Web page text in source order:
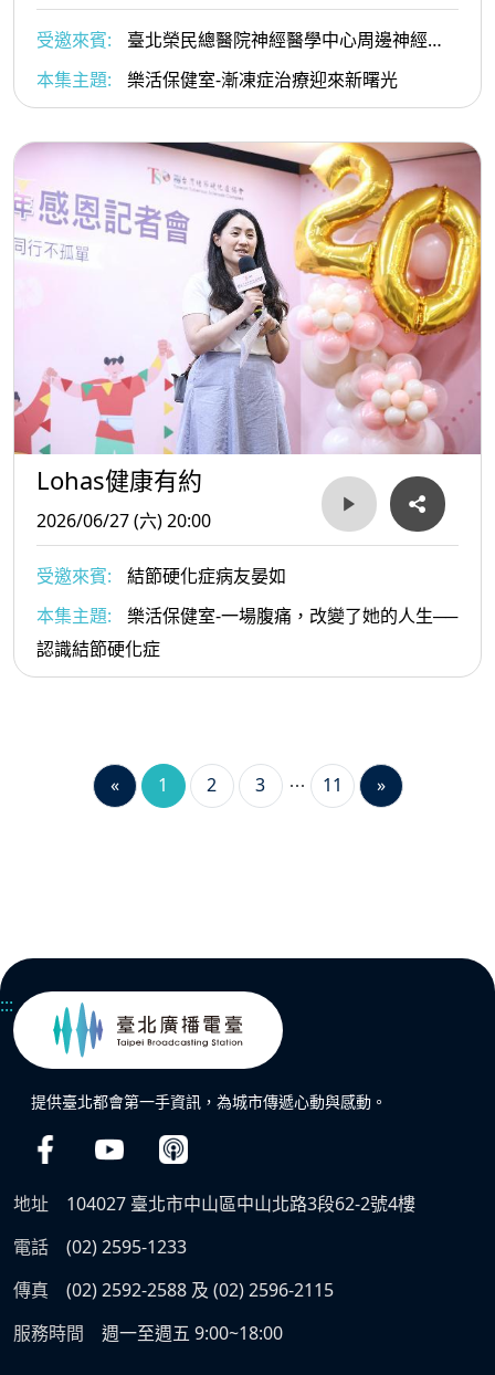
受邀來賓:
臺北榮民總醫院神經醫學中心周邊神經科
李宜中教授
本集主題: 樂活保健室-漸凍症治療迎來新曙光
Lohas健康有約
2026/06/27 (六) 20:00
受邀來賓:
結節硬化症病友晏如
本集主題:
樂活保健室-一場腹痛，改變了她的人生──
認識結節硬化症
« 1 2 3 11 »
:::
提供臺北都會第一手資訊，為城市傳遞心動與感動。
地址
104027 臺北市中山區中山北路3段62-2號4樓
電話
(02) 2595-1233
傳真
(02) 2592-2588 及 (02) 2596-2115
服務時間
週一至週五 9:00~18:00